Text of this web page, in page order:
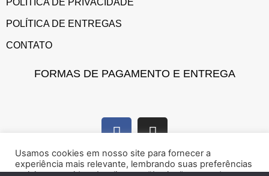
POLÍTICA DE PRIVACIDADE
POLÍTICA DE ENTREGAS
CONTATO
FORMAS DE PAGAMENTO E ENTREGA
Usamos cookies em nosso site para fornecer a
experiência mais relevante, lembrando suas preferências